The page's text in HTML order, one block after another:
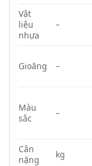
Vật
liệu
nhựa
–
Gioăng –
Màu
sắc
–
Cân
nặng
kg